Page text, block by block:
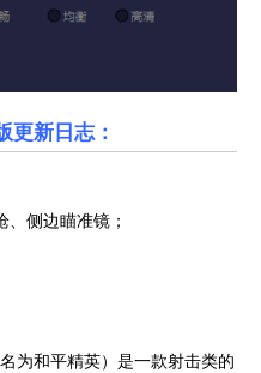
更新日志：
侧边瞄准镜；
为和平精英）是一款射击类的